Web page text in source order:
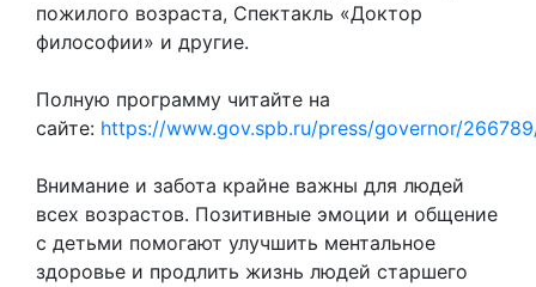
пожилого возраста, Спектакль «Доктор
философии» и другие.
Полную программу читайте на
сайте: https://www.gov.spb.ru/press/governor/
Внимание и забота крайне важны для людей
всех возрастов. Позитивные эмоции и общение
с детьми помогают улучшить ментальное
здоровье и продлить жизнь людей старшего